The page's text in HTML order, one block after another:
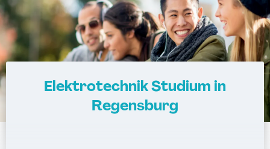
Elektrotechnik Studium in
Regensburg